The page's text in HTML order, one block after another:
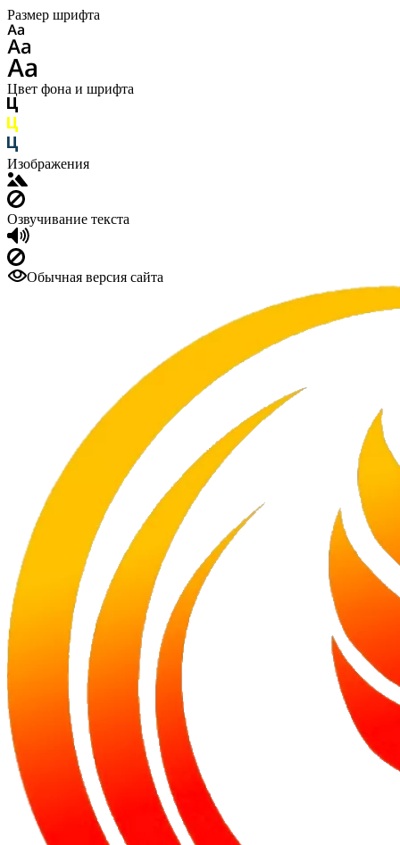
Размер шрифта
Цвет фона и шрифта
Изображения
Озвучивание текста
Обычная версия сайта